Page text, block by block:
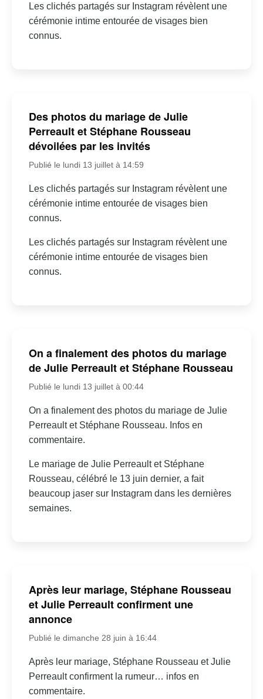
Les clichés partagés sur Instagram révèlent une
cérémonie intime entourée de visages bien
connus.
Des photos du mariage de Julie
Perreault et Stéphane Rousseau
dévoilées par les invités
Publié le lundi 13 juillet à 14:59
Les clichés partagés sur Instagram révèlent une
cérémonie intime entourée de visages bien
connus.
Les clichés partagés sur Instagram révèlent une
cérémonie intime entourée de visages bien
connus.
On a finalement des photos du mariage
de Julie Perreault et Stéphane Rousseau
Publié le lundi 13 juillet à 00:44
On a finalement des photos du mariage de Julie
Perreault et Stéphane Rousseau. Infos en
commentaire.
Le mariage de Julie Perreault et Stéphane
Rousseau, célébré le 13 juin dernier, a fait
beaucoup jaser sur Instagram dans les dernières
semaines.
Après leur mariage, Stéphane Rousseau
et Julie Perreault confirment une
annonce
Publié le dimanche 28 juin à 16:44
Après leur mariage, Stéphane Rousseau et Julie
Perreault confirment la rumeur… infos en
commentaire.